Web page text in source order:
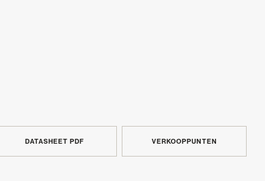
DATASHEET PDF VERKOOPPUNTEN